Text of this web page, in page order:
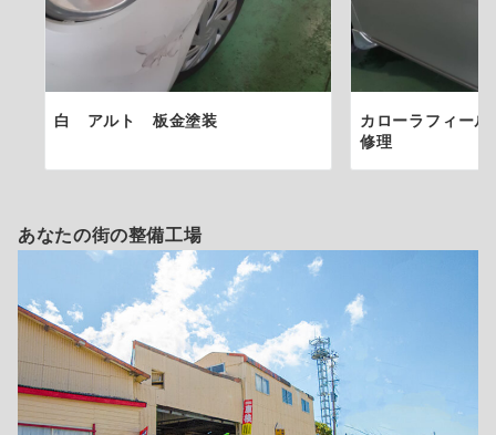
白 アルト 板金塗装
カローラフィー
修理
あなたの街の整備工場